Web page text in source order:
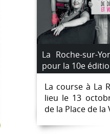
La Roche-sur-
pour la 10e
La course à La
lieu le 13
de la Place de la